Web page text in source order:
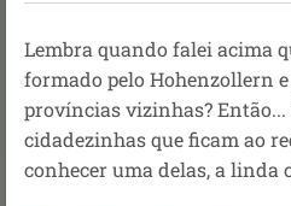
Lembra quando falei acima
formado pelo Hohenzollern
províncias vizinhas? Então...
cidadezinhas que ficam ao
conhecer uma delas, a linda